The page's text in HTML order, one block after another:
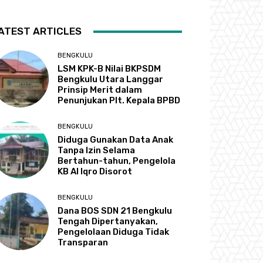
ARTICLES
BENGKULU
LSM KPK-B Nilai BKPSDM
Bengkulu Utara Langgar
Prinsip Merit dalam
Penunjukan Plt. Kepala BPBD
BENGKULU
Diduga Gunakan Data Anak
Tanpa Izin Selama
Bertahun-tahun, Pengelola
KB Al Iqro Disorot
BENGKULU
Dana BOS SDN 21 Bengkulu
Tengah Dipertanyakan,
Pengelolaan Diduga Tidak
Transparan